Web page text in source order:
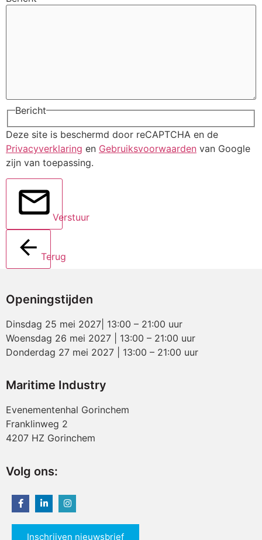
Bericht
Deze site is beschermd door reCAPTCHA en de
Privacyverklaring en Gebruiksvoorwaarden van Google
zijn van toepassing.
Verstuur
Terug
Openingstijden
Dinsdag 25 mei 2027| 13:00 – 21:00 uur
Woensdag 26 mei 2027 | 13:00 – 21:00 uur
Donderdag 27 mei 2027 | 13:00 – 21:00 uur
Maritime Industry
Evenementenhal Gorinchem
Franklinweg 2
4207 HZ Gorinchem
Volg ons:
Inschrijven nieuwsbrief